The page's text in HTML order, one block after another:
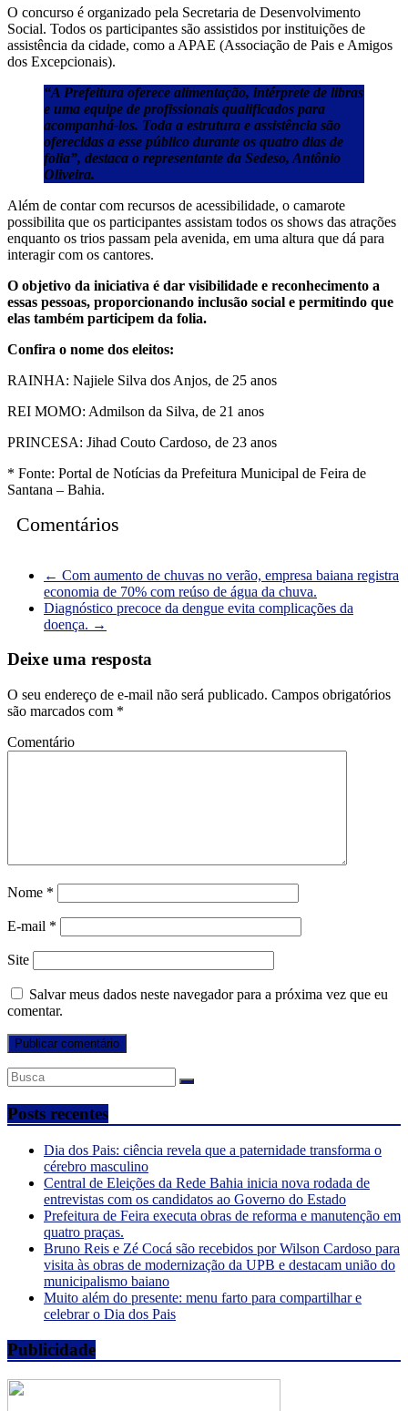
O concurso é organizado pela Secretaria de Desenvolvimento
Social. Todos os participantes são assistidos por instituições de
assistência da cidade, como a APAE (Associação de Pais e Amigos
dos Excepcionais).
“A Prefeitura oferece alimentação, intérprete de libras
e uma equipe de profissionais qualificados para
acompanhá-los. Toda a estrutura e assistência são
oferecidas a esse público durante os quatro dias de
folia”, destaca o representante da Sedeso, Antônio
Oliveira.
Além de contar com recursos de acessibilidade, o camarote
possibilita que os participantes assistam todos os shows das atrações
enquanto os trios passam pela avenida, em uma altura que dá para
interagir com os cantores.
O objetivo da iniciativa é dar visibilidade e reconhecimento a
essas pessoas, proporcionando inclusão social e permitindo que
elas também participem da folia.
Confira o nome dos eleitos:
RAINHA: Najiele Silva dos Anjos, de 25 anos
REI MOMO: Admilson da Silva, de 21 anos
PRINCESA: Jihad Couto Cardoso, de 23 anos
* Fonte: Portal de Notícias da Prefeitura Municipal de Feira de
Santana – Bahia.
Comentários
← Com aumento de chuvas no verão, empresa baiana registra
economia de 70% com reúso de água da chuva.
Diagnóstico precoce da dengue evita complicações da
doença. →
Deixe uma resposta
O seu endereço de e-mail não será publicado. Campos obrigatórios
são marcados com *
Comentário
Nome *
E-mail *
Site
Salvar meus dados neste navegador para a próxima vez que eu
comentar.
Posts recentes
Dia dos Pais: ciência revela que a paternidade transforma o
cérebro masculino
Central de Eleições da Rede Bahia inicia nova rodada de
entrevistas com os candidatos ao Governo do Estado
Prefeitura de Feira executa obras de reforma e manutenção em
quatro praças.
Bruno Reis e Zé Cocá são recebidos por Wilson Cardoso para
visita às obras de modernização da UPB e destacam união do
municipalismo baiano
Muito além do presente: menu farto para compartilhar e
celebrar o Dia dos Pais
Publicidade